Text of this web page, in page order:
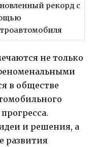
рекорд с
не только
в обществе
и решения, а
развития